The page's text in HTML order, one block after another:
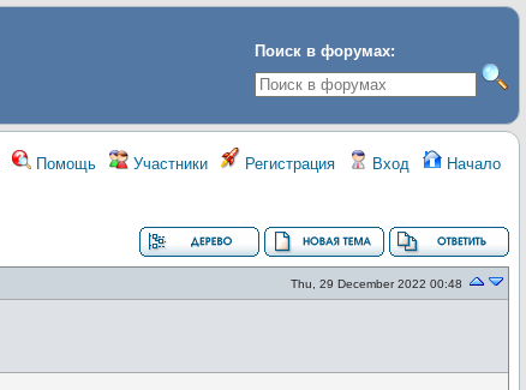
Поиск в форумах:
Помощь Участники Регистрация Вход Начало
Thu, 29 December 2022 00:48